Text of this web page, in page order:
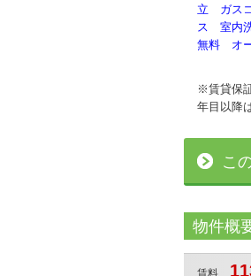
立 ガス
ス 室内
無料 オ
※賃貸保
年目以降
こ
物件概
賃料